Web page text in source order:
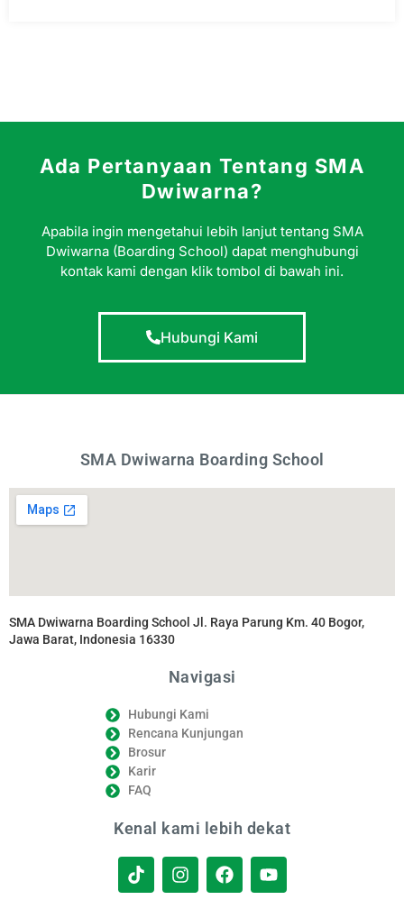
Ada Pertanyaan Tentang SMA
Dwiwarna?
Apabila ingin mengetahui lebih lanjut tentang SMA
Dwiwarna (Boarding School) dapat menghubungi
kontak kami dengan klik tombol di bawah ini.
Hubungi Kami
SMA Dwiwarna Boarding School
SMA Dwiwarna Boarding School Jl. Raya Parung Km. 40 Bogor,
Jawa Barat, Indonesia 16330
Navigasi
Hubungi Kami
Rencana Kunjungan
Brosur
Karir
FAQ
Kenal kami lebih dekat